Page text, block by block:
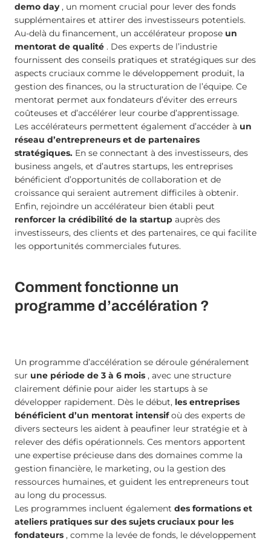
demo day, un moment crucial pour lever des fonds
supplémentaires et attirer des investisseurs potentiels.
Au-delà du financement, un accélérateur propose un
mentorat de qualité . Des experts de l’industrie
fournissent des conseils pratiques et stratégiques sur des
aspects cruciaux comme le développement produit, la
gestion des finances, ou la structuration de l’équipe. Ce
mentorat permet aux fondateurs d’éviter des erreurs
coûteuses et d’accélérer leur courbe d’apprentissage.
Les accélérateurs permettent également d’accéder à un
réseau d’entrepreneurs et de partenaires
stratégiques. En se connectant à des investisseurs, des
business angels, et d’autres startups, les entreprises
bénéficient d’opportunités de collaboration et de
croissance qui seraient autrement difficiles à obtenir.
Enfin, rejoindre un accélérateur bien établi peut
renforcer la crédibilité de la startup auprès des
investisseurs, des clients et des partenaires, ce qui facilite
les opportunités commerciales futures.
Comment fonctionne un
programme d’accélération ?
Un programme d’accélération se déroule généralement
sur une période de 3 à 6 mois , avec une structure
clairement définie pour aider les startups à se
développer rapidement. Dès le début, les entreprises
bénéficient d’un mentorat intensifoù des experts de
divers secteurs les aident à peaufiner leur stratégie et à
relever des défis opérationnels. Ces mentors apportent
une expertise précieuse dans des domaines comme la
gestion financière, le marketing, ou la gestion des
ressources humaines, et guident les entrepreneurs tout
au long du processus.
Les programmes incluent également des formations et
ateliers pratiques sur des sujets cruciaux pour les
fondateurs , comme la levée de fonds, le développement